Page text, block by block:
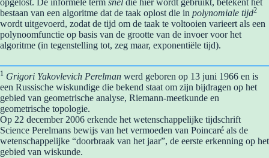
opgelost. De informele term snel die hier wordt gebruikt, betekent het
bestaan van een algoritme dat de taak oplost die in polynomiale tijd2
wordt uitgevoerd, zodat de tijd om de taak te voltooien varieert als een
polynoomfunctie op basis van de grootte van de invoer voor het
algoritme (in tegenstelling tot, zeg maar, exponentiële tijd).
1 Grigori Yakovlevich Perelman werd geboren op 13 juni 1966 en is
een Russische wiskundige die bekend staat om zijn bijdragen op het
gebied van geometrische analyse, Riemann-meetkunde en
geometrische topologie.
Op 22 december 2006 erkende het wetenschappelijke tijdschrift
Science Perelmans bewijs van het vermoeden van Poincaré als de
wetenschappelijke “doorbraak van het jaar”, de eerste erkenning op het
gebied van wiskunde.